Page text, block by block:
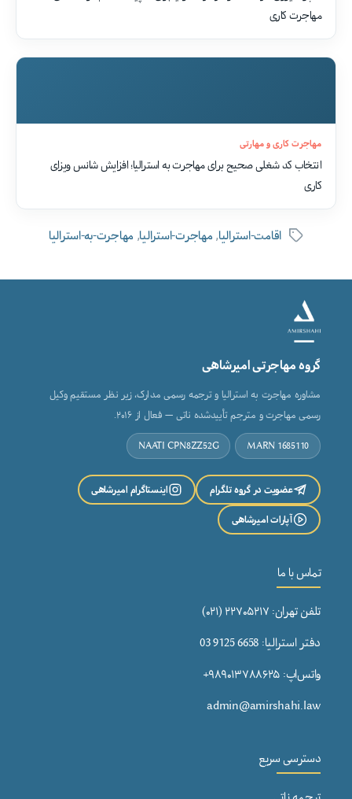
مهاجرت کاری
مهاجرت کاری و مهارتی
انتخاب کد شغلی صحیح برای مهاجرت به استرالیا؛ افزایش شانس ویزای
کاری
برچسب‌ها
اقامت-استرالیا,مهاجرت-استرالیا, مهاجرت-به-استرالیا
گروه مهاجرتی امیرشاهی
مشاوره مهاجرت به استرالیا و ترجمه رسمی مدارک، زیر نظر مستقیم وکیل
رسمی مهاجرت و مترجم تأییدشده ناتی — فعال از ۲۰۱۶.
MARN 1685110
NAATI CPN8ZZ52G
عضویت در گروه تلگرام اینستاگرام امیرشاهی
آپارات امیرشاهی
تماس با ما
تلفن تهران: ۲۲۷۰۵۲۱۷ (۰۲۱)
دفتر استرالیا: 6658 9125 03
واتس‌اپ: ۹۸۹۰۱۳۷۸۸۶۲۵+
admin@amirshahi.law
دسترسی سریع